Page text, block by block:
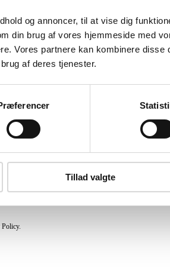
og annoncer, til at vise dig
din brug af vores hjemmeside med
Vores partnere kan kombinere disse
af deres tjenester.
Tillad valgte
Similar lots
news and offers directly in your email.
purchase